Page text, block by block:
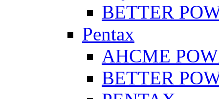
BETTER
Pentax
AHCME
BETTER